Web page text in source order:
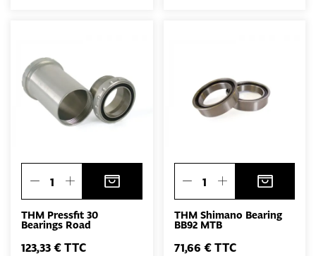
THM Pressfit 30
Bearings Road
123,33 € TTC
THM Shimano Bearing
BB92 MTB
71,66 € TTC